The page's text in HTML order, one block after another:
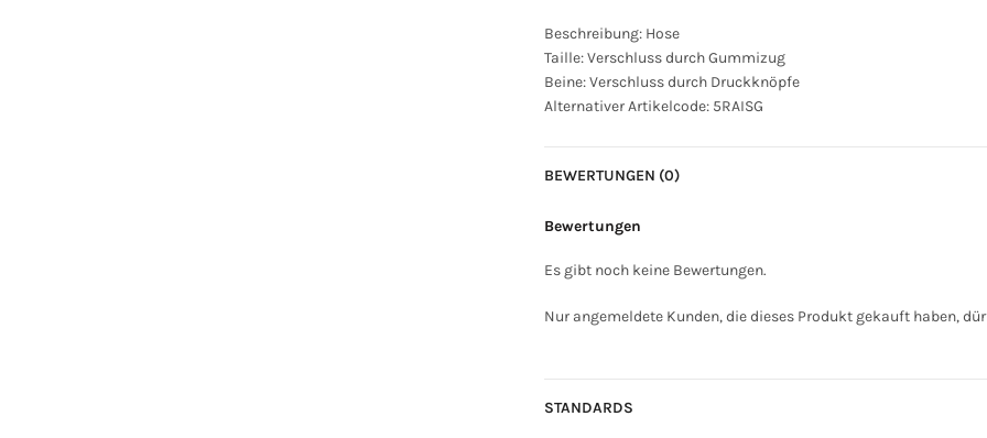
Beschreibung: Hose
Taille: Verschluss durch Gummizug
Beine: Verschluss durch Druckknöpfe
Alternativer Artikelcode: 5RAISG
BEWERTUNGEN (0)
Bewertungen
Es gibt noch keine Bewertungen.
Nur angemeldete Kunden, die dieses Produkt gekauft haben,
STANDARDS